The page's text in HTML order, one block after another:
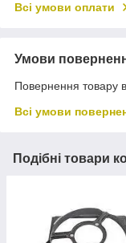
Всі умови оплати
Умови
Повернення товару
Всі умови
Подібні товари